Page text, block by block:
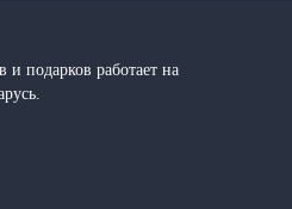
и подарков работает на